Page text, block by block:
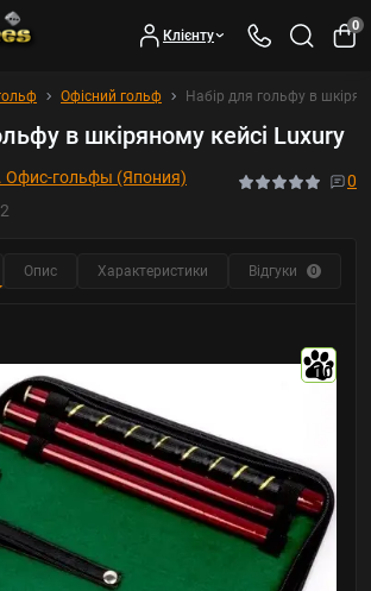
Клієнту
0
Офісний гольф Набір для гольфу в
в шкіряному кейсі Luxury
Офис-гольфы (Япония)
0
Опис Характеристики Відгуки 0
10